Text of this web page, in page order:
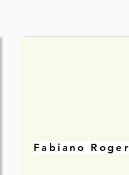
Fabiano Roger